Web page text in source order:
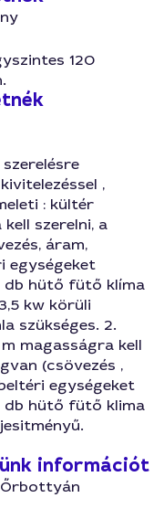
120
,
: kültér
szerelni, a
áram,
egységeket
db hütő fütő klíma
kw körüli
szükséges. 2.
magasságra kell
(csövezés ,
egységeket
db hütő fütő klima
információt
Őrbottyán